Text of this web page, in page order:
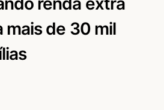
mais de 30 mil